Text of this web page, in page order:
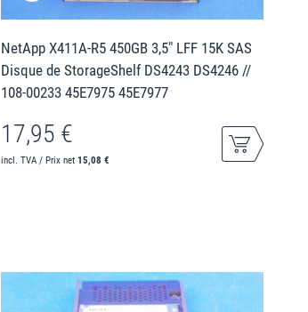
NetApp X411A-R5 450GB 3,5" LFF 15K SAS
Disque de StorageShelf DS4243 DS4246 //
108-00233 45E7975 45E7977
17,95 €
incl. TVA / Prix net15,08 €